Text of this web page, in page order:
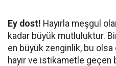
Ey dost! Hayırla meşgul
kadar büyük mutluluktur.
en büyük zenginlik, bu olsa
hayır ve istikametle